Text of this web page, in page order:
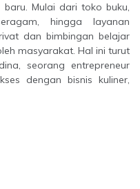
Mulai dari toko buku,
hingga layanan
dan bimbingan belajar
masyarakat. Hal ini turut
seorang entrepreneur
dengan bisnis kuliner,